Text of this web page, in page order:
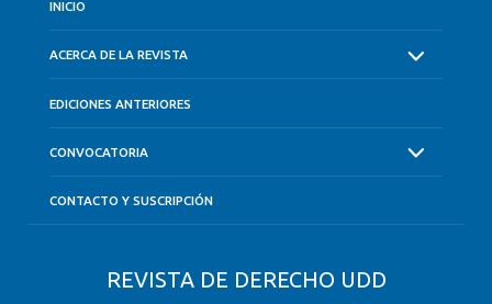
INICIO
ACERCA DE LA REVISTA
EDICIONES ANTERIORES
CONVOCATORIA
CONTACTO Y SUSCRIPCIÓN
REVISTA DE DERECHO UDD